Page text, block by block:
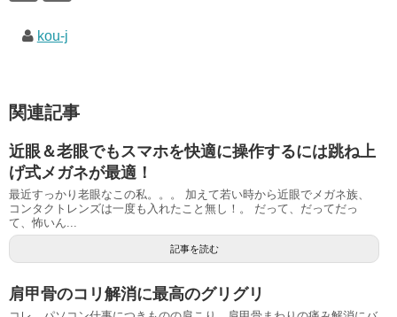
kou-j
関連記事
近眼＆老眼でもスマホを快適に操作するには跳ね上
げ式メガネが最適！
最近すっかり老眼なこの私。。。 加えて若い時から近眼でメガネ族、
コンタクトレンズは一度も入れたこと無し！。 だって、だってだっ
て、怖いん...
記事を読む
肩甲骨のコリ解消に最高のグリグリ